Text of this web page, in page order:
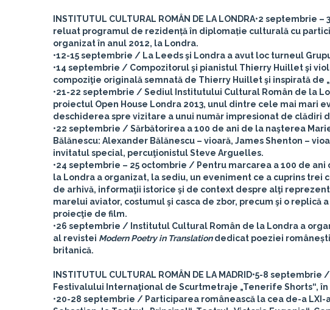
INSTITUTUL CULTURAL ROMÂN DE LA LONDRA•2 septembrie –
reluat programul de rezidență în diplomație culturală cu
organizat în anul 2012, la Londra.
•12-15 septembrie / La Leeds şi Londra a avut loc turneul
•14 septembrie / Compozitorul şi pianistul Thierry Huillet şi
compoziţie originală semnată de Thierry Huillet şi inspirată de
•21-22 septembrie / Sediul Institutului Cultural Român de la
proiectul Open House Londra 2013, unul dintre cele mai mari
deschiderea spre vizitare a unui număr impresionat de
•22 septembrie / Sărbătorirea a 100 de ani de la naşterea
Bălănescu: Alexander Bălănescu – vioară, James Shenton –
invitatul special, percuţionistul Steve Arguelles.
•24 septembrie – 25 octombrie / Pentru marcarea a 100 de
la Londra a organizat, la sediu, un eveniment ce a cuprins
de arhivă, informaţii istorice şi de context despre alţi
marelui aviator, costumul şi casca de zbor, precum şi o
proiecţie de film.
•26 septembrie / Institutul Cultural Român de la Londra a
al revistei Modern Poetry in Translationdedicat poeziei
britanică.
INSTITUTUL CULTURAL ROMÂN DE LA MADRID•5-8 septembrie
Festivalului Internaţional de Scurtmetraje „Tenerife Shorts“,
•20-28 septembrie / Participarea românească la cea de-a